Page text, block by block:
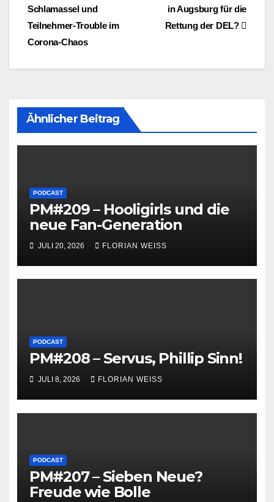
in Augsburg für die
Rettung der DEL?
Schlamassel und
Teilnehmer-Trouble im
Corona-Chaos
Ähnlicher Beitrag
PODCAST
PM#209 – Hooligirls und die
neue Fan-Generation
JULI 20, 2026 FLORIAN WEISS
PODCAST
PM#208 – Servus, Phillip Sinn!
JULI 8, 2026 FLORIAN WEISS
PODCAST
PM#207 – Sieben Neue?
Freude wie Bolle